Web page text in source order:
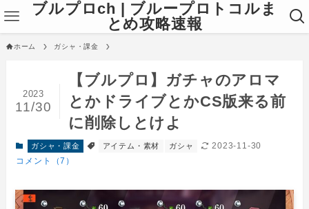
ブルプロch | ブループロトコルま
とめ攻略速報
ホーム ガシャ・課金
【ブルプロ】ガチャのアロマ
とかドライブとかCS版来る前
に削除しとけよ
2023
11/30
ガシャ・課金 アイテム・素材 ガシャ
2023-11-30
コメント（7）